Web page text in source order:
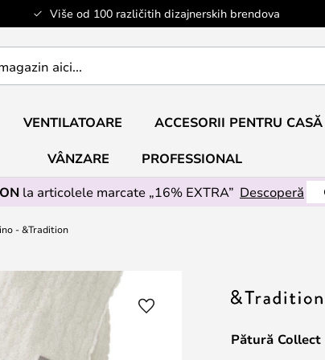
Više od 100 različitih dizajnerskih brendova
VENTILATOARE ACCESORII PENTRU CASĂ
VÂNZARE
PROFESSIONAL
la articolele marcate „16% EXTRA” Descoperă
- &Tradition
Pătură